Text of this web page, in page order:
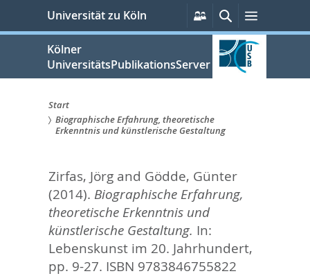
springen
Universität zu Köln
Persönliche
Services
SucheMenü
Kölner
UniversitätsPublikationsServer
Sie
hier:
Start
Biographische Erfahrung, theoretische
Erkenntnis und künstlerische Gestaltung
Zirfas, Jörgand Gödde, Günter
(2014). Biographische Erfahrung,
theoretische Erkenntnis und
künstlerische Gestaltung. In:
Lebenskunst im 20. Jahrhundert,
pp. 9-27. ISBN 9783846755822